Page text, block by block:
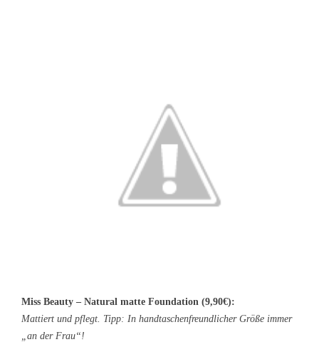
Miss Beauty – Natural matte Foundation (9,90€):
Mattiert und pflegt. Tipp: In handtaschenfreundlicher Größe immer
„an der Frau“!